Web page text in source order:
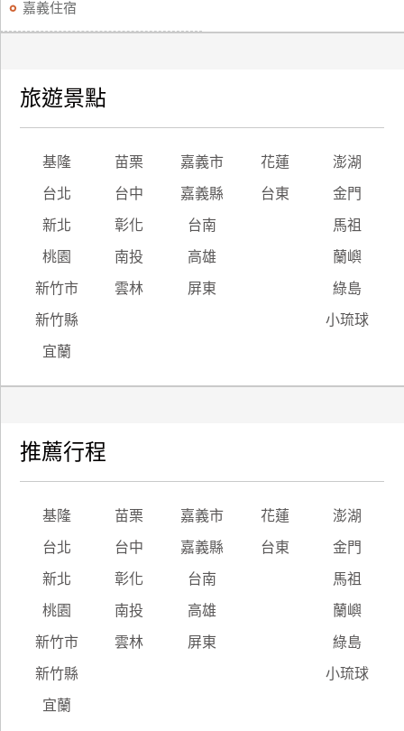
嘉義住宿
旅遊景點
基隆 苗栗 嘉義市 花蓮 澎湖
台北 台中 嘉義縣 台東 金門
新北 彰化 台南 馬祖
桃園 南投 高雄 蘭嶼
新竹市 雲林 屏東 綠島
新竹縣 小琉球
宜蘭
推薦行程
基隆 苗栗 嘉義市 花蓮 澎湖
台北 台中 嘉義縣 台東 金門
新北 彰化 台南 馬祖
桃園 南投 高雄 蘭嶼
新竹市 雲林 屏東 綠島
新竹縣 小琉球
宜蘭